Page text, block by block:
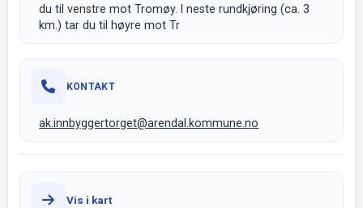
du til venstre mot Tromøy. I neste rundkjøring (ca. 3
km.) tar du til høyre mot Tr
KONTAKT
ak.innbyggertorget@arendal.kommune.no
Vis i kart